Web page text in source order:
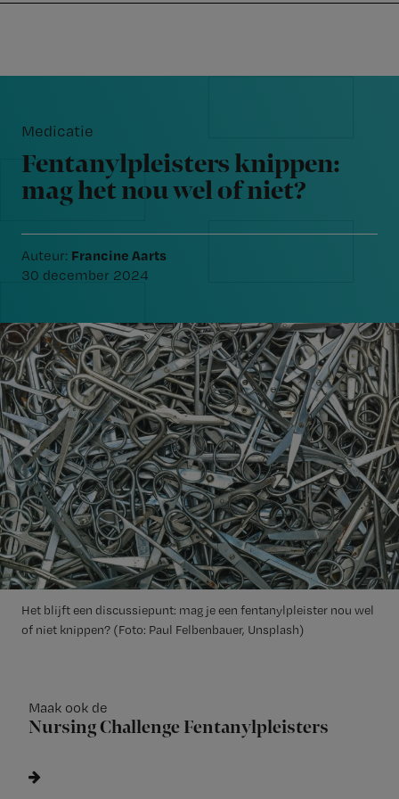
navigation
content
Nursing
Het blijft een discussiepunt: mag je een fentanylpleister nou wel
of niet knippen? (Foto: Paul Felbenbauer, Unsplash)
Medicatie
Fentanylpleisters knippen:
mag het nou wel of niet?
Auteur: Francine Aarts
30 december 2024
Maak ook de
Nursing Challenge Fentanylpleisters